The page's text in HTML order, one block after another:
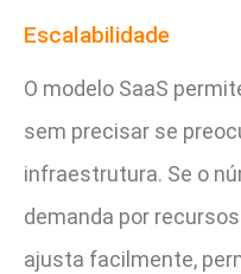
Escalabilidade
O modelo SaaS
sem precisar se
infraestrutura. Se o
demanda por
ajusta facilmente,